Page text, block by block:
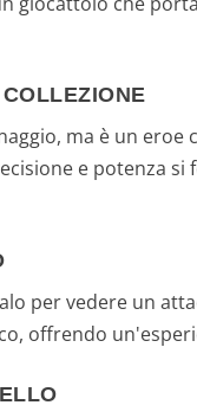
ma è un
e potenza
per vedere un
offrendo